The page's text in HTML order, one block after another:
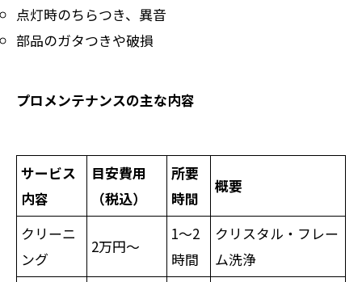
点灯時のちらつき、異音
部品のガタつきや破損
プロメンテナンスの主な内容
サービス
内容
目安費用
（税込）
所要
時間
概要
クリーニ
ング
2万円～
1～2
時間
クリスタル・フレー
ム洗浄